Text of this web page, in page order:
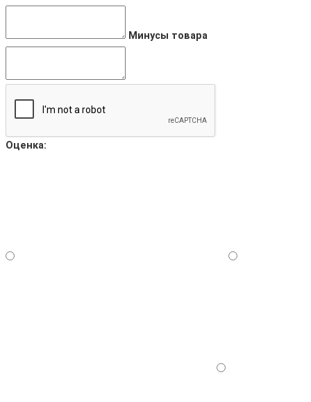
Минусы товара
Оценка: